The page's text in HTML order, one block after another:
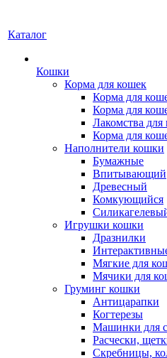
Каталог
Кошки
Корма для кошек
Корма для
Корма для
Лакомства для
Корма для
Наполнители кошки
Бумажные
Впитывающий
Древесный
Комкующийся
Игрушки кошки
Дразнилки
Мягкие для
Мячики для
Груминг кошки
Антицарапки
Когтерезы
Машинки для
Расчески,
Скребницы,